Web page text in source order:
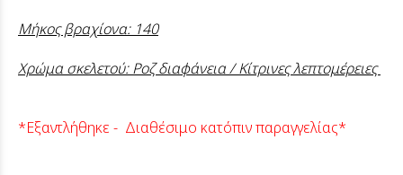
Μήκος βραχίονα: 140
Χρώμα σκελετού: Ροζ διαφάνεια / Κίτρινες λεπτομέρειες
*Εξαντλήθηκε - Διαθέσιμο κατόπιν παραγγελίας*